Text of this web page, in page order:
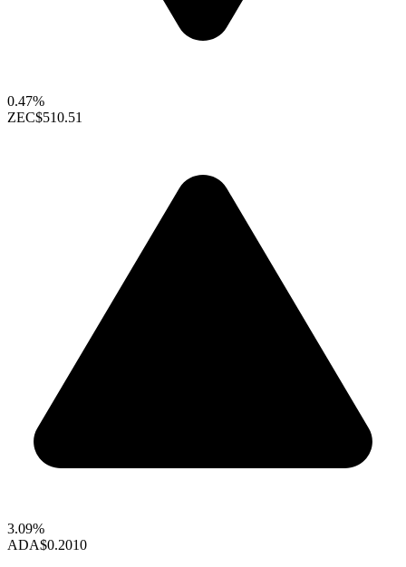
0.47%
ZEC$510.51
3.09%
ADA$0.2010